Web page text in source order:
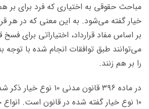
مباحث حقوقی به اختیاری که فرد برای بر
خیار گفته می‌شود. به این معنی که در هر
بر اساس مفاد قرارداد، اختیاراتی برای فسخ
می‌توانند طبق توافقات انجام شده با توجه
را بر هم زنند.
در ماده ۳۹۶ قانون مدنی
۱۰ نوع خیار گفته شده در قانون است.